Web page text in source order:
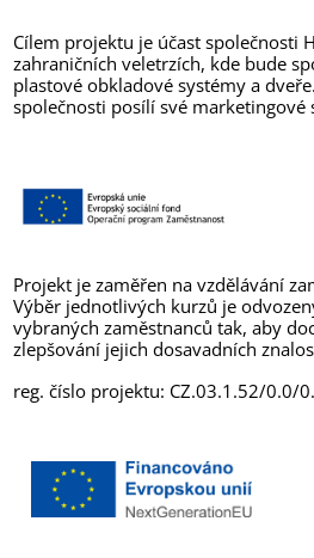
Cílem projektu je účast společnosti
zahraničních veletrzích, kde bude
plastové obkladové systémy a
společnosti posílí své marketingové
Projekt je zaměřen na vzdělávání
Výběr jednotlivých kurzů je
vybraných zaměstnanců tak, aby
zlepšování jejich dosavadních
reg. číslo projektu: CZ.03.1.52/0.0/